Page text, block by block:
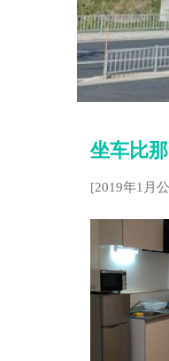
坐车比
[2019年1月